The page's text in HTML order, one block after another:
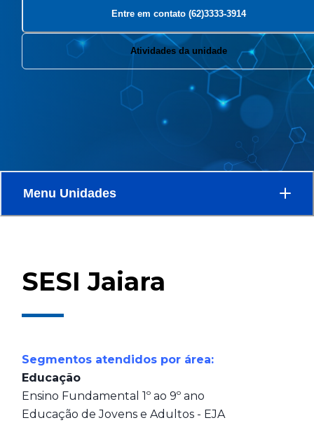
Entre em contato (62)3333-3914
Atividades da unidade
Menu Unidades
SESI Jaiara
Segmentos atendidos por área:
Educação
Ensino Fundamental 1º ao 9º ano
Educação de Jovens e Adultos - EJA